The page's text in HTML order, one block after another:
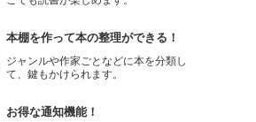
本棚を作って本の整理ができる！
ジャンルや作家ごとなどに本を分類し
て、鍵もかけられます。
お得な通知機能！